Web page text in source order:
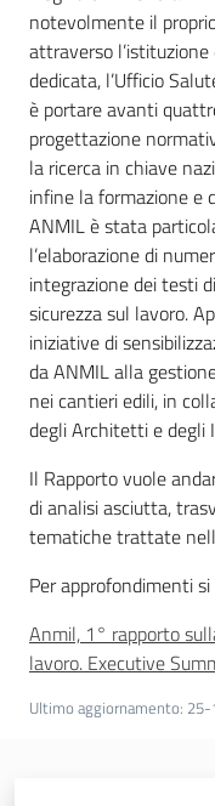
Argomenti
notevolmente il
attraverso
dedicata, l’Ufficio
è portare avanti
progettazione
la ricerca in chiave
infine la formazione e
ANMIL è stata
l’elaborazione di
integrazione dei testi
sicurezza sul lavoro.
iniziative di
da ANMIL alla
nei cantieri edili, in
degli Architetti e degli
Il Rapporto vuole
di analisi asciutta,
tematiche trattate
Per approfondimenti
Anmil, 1° rapporto
lavoro. Executive
Ultimo aggiornamento: 25-